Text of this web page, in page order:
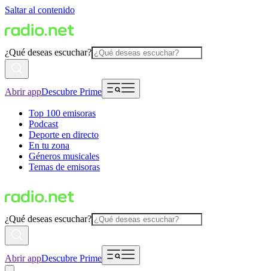
Saltar al contenido
¿Qué deseas escuchar?
Abrir appDescubre Prime
Top 100 emisoras
Podcast
Deporte en directo
En tu zona
Géneros musicales
Temas de emisoras
¿Qué deseas escuchar?
Abrir appDescubre Prime